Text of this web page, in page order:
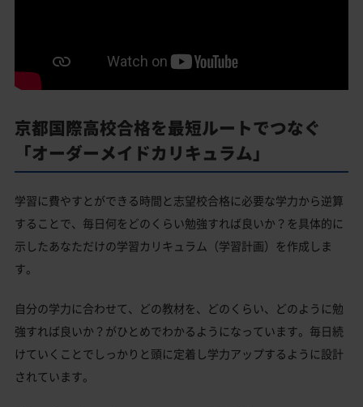
京都国際高校合格を最短ルートでつなぐ
「オーダーメイドカリキュラム」
学習に費やすとができる時間と志望校合格に必要な学力から逆算
することで、毎日何をどのくらい勉強すれば良いか？を具体的に
示したあなただけの学習カリキュラム（学習計画）を作成しま
す。
自分の学力に合わせて、どの教材を、どのくらい、どのように勉
強すれば良いか？がひとめでわかるようになっています。毎日続
けていくことでしっかりと頭に定着し学力アップするように設計
されています。